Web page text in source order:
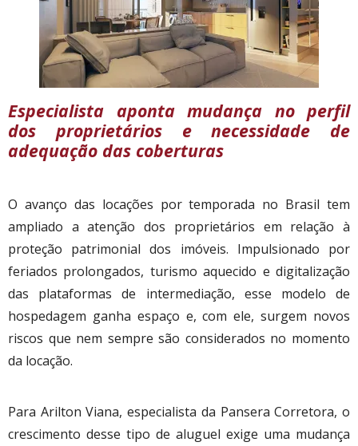
Especialista aponta mudança no perfil
dos proprietários e necessidade de
adequação das coberturas
O avanço das locações por temporada no Brasil tem
ampliado a atenção dos proprietários em relação à
proteção patrimonial dos imóveis. Impulsionado por
feriados prolongados, turismo aquecido e digitalização
das plataformas de intermediação, esse modelo de
hospedagem ganha espaço e, com ele, surgem novos
riscos que nem sempre são considerados no momento
da locação.
Para Arilton Viana, especialista da Pansera Corretora, o
crescimento desse tipo de aluguel exige uma mudança